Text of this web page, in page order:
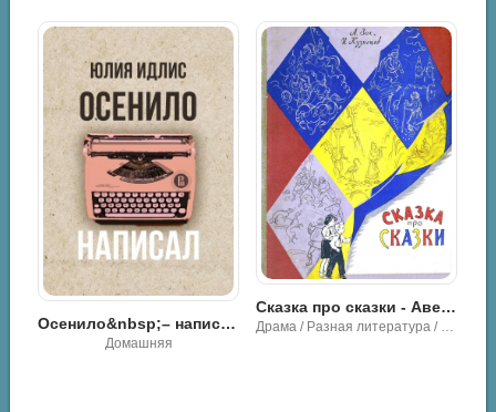
Осенило&nbsp;– написал - Юлия Идлис
Домашняя
Сказка про сказки - Авенир Григорьевич Зак
Драма / Разная литература / Классика